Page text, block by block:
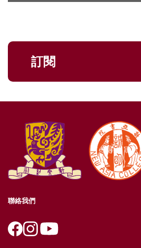
訂閱
聯絡我們